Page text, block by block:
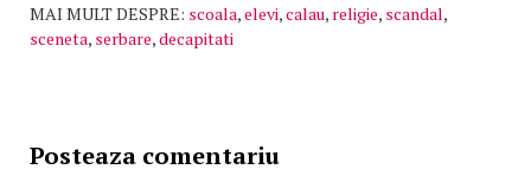
MAI MULT DESPRE: scoala,elevi,calau, religie, scandal,
sceneta, serbare,decapitati
Posteaza comentariu